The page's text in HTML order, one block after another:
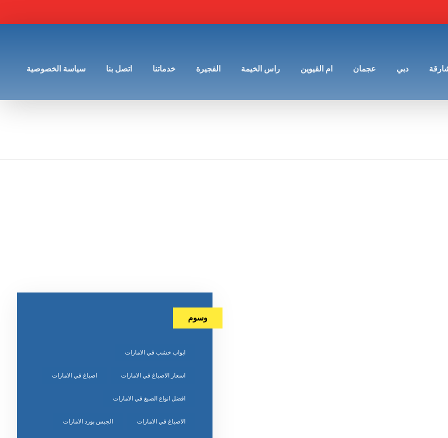
دبي عجمان ام القيوين راس الخيمة الفجيرة خدماتنا اتصل بنا سياسة الخصوصية
وسوم
ابواب خشب في الامارات
اسعار الاصباغ في الامارات اصباغ في الامارات
افضل انواع الصبغ في الامارات
الاصباغ في الامارات الجبس بورد الامارات